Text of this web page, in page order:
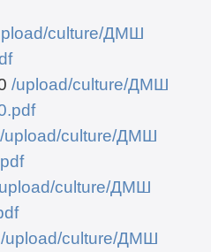
culture/ДМШ
/upload/culture/ДМШ
/upload/culture/ДМШ
culture/ДМШ
/upload/culture/ДМШ